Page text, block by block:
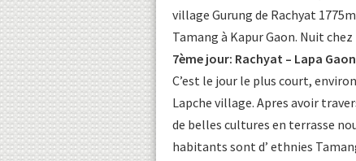
village Gurung de Rachyat
Tamang à Kapur Gaon. Nuit
7ème jour: Rachyat – Lapa
C’est le jour le plus court,
Lapche village. Apres avoir
de belles cultures en terrasse
habitants sont d’ ethnies